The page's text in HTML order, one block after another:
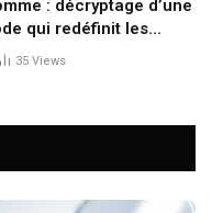
: décryptage d’une
qui redéfinit les
35 Views